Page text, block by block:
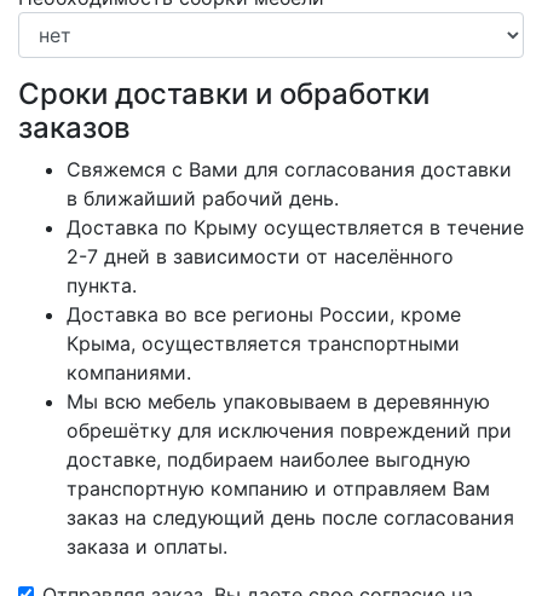
Сроки доставки и обработки
заказов
Свяжемся с Вами для согласования доставки
в ближайший рабочий день.
Доставка по Крыму осуществляется в течение
2-7 дней в зависимости от населённого
пункта.
Доставка во все регионы России, кроме
Крыма, осуществляется транспортными
компаниями.
Мы всю мебель упаковываем в деревянную
обрешётку для исключения повреждений при
доставке, подбираем наиболее выгодную
транспортную компанию и отправляем Вам
заказ на следующий день после согласования
заказа и оплаты.